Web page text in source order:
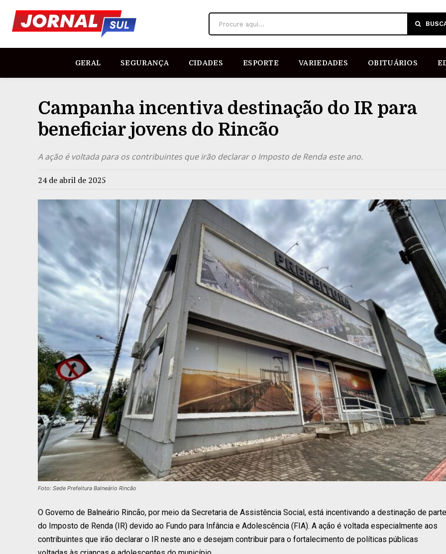
Procure aqui...
GERAL SEGURANÇA CIDADES ESPORTE VARIEDADES OBITUÁRIOS
Campanha incentiva destinação do IR para
beneficiar jovens do Rincão
A ação é voltada para os contribuintes que irão declarar o Imposto de Renda este ano.
24 de abril de 2025
Foto: Sede Prefeitura Balneário Rincão
O Governo de Balneário Rincão, por meio da Secretaria de Assistência Social, está incentivando a destinação de parte
do Imposto de Renda (IR) devido ao Fundo para Infância e Adolescência (FIA). A ação é voltada especialmente aos
contribuintes que irão declarar o IR neste ano e desejam contribuir para o fortalecimento de políticas públicas